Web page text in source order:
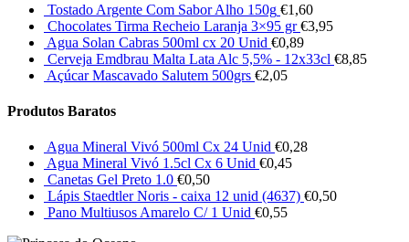
Tostado Argente Com Sabor Alho 150g €1,60
Chocolates Tirma Recheio Laranja 3×95 gr €3,95
Agua Solan Cabras 500ml cx 20 Unid €0,89
Cerveja Emdbrau Malta Lata Alc 5,5% - 12x33cl €8,85
Açúcar Mascavado Salutem 500grs €2,05
Produtos Baratos
Agua Mineral Vivó 500ml Cx 24 Unid €0,28
Agua Mineral Vivó 1.5cl Cx 6 Unid €0,45
Canetas Gel Preto 1.0 €0,50
Lápis Staedtler Noris - caixa 12 unid (4637) €0,50
Pano Multiusos Amarelo C/ 1 Unid €0,55